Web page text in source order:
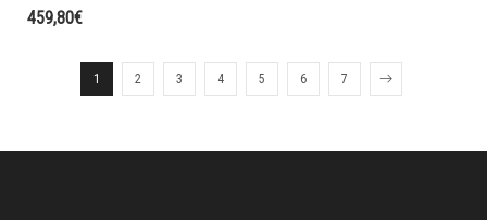
459,80€
1 2 3 4 5 6 7